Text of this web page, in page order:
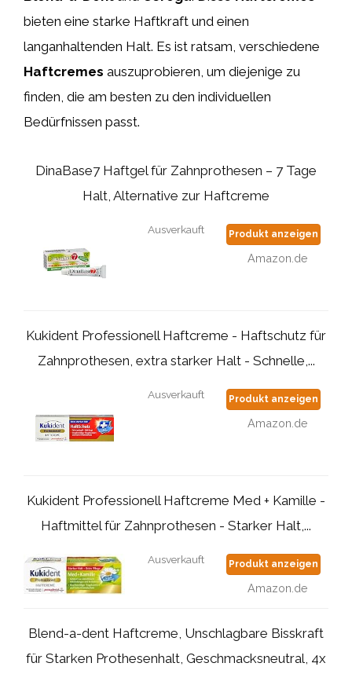
bieten eine starke Haftkraft und einen
langanhaltenden Halt. Es ist ratsam, verschiedene
Haftcremes auszuprobieren, um diejenige zu
finden, die am besten zu den individuellen
Bedürfnissen passt.
DinaBase7 Haftgel für Zahnprothesen – 7 Tage
Halt, Alternative zur Haftcreme
Ausverkauft Produkt anzeigen
Amazon.de
Kukident Professionell Haftcreme - Haftschutz für
Zahnprothesen, extra starker Halt - Schnelle,...
Ausverkauft Produkt anzeigen
Amazon.de
Kukident Professionell Haftcreme Med + Kamille -
Haftmittel für Zahnprothesen - Starker Halt,...
Ausverkauft Produkt anzeigen
Amazon.de
Blend-a-dent Haftcreme, Unschlagbare Bisskraft
für Starken Prothesenhalt, Geschmacksneutral, 4x